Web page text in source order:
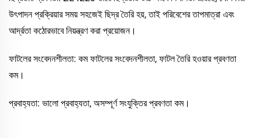
উৎপাদন প্রক্রিয়ার সময় সহজেই ছিদ্র তৈরি হয়, তাই পরিবেশের তাপমাত্রা এবং
আর্দ্রতা কঠোরভাবে নিয়ন্ত্রণ করা প্রয়োজন।
ফাটলের সংবেদনশীলতা: কম ফাটলের সংবেদনশীলতা, ফাটল তৈরি হওয়ার প্রবণতা
কম।
প্রবাহ্যতা: ভালো প্রবাহ্যতা, অসম্পূর্ণ সংযুক্তির প্রবণতা কম।